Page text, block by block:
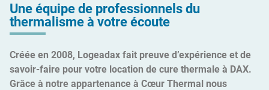
Une équipe de professionnels du
thermalisme à votre écoute
Créée en 2008, Logeadax fait preuve d’expérience et de
savoir-faire pour votre location de cure thermale à DAX.
Grâce à notre appartenance à Cœur Thermal nous